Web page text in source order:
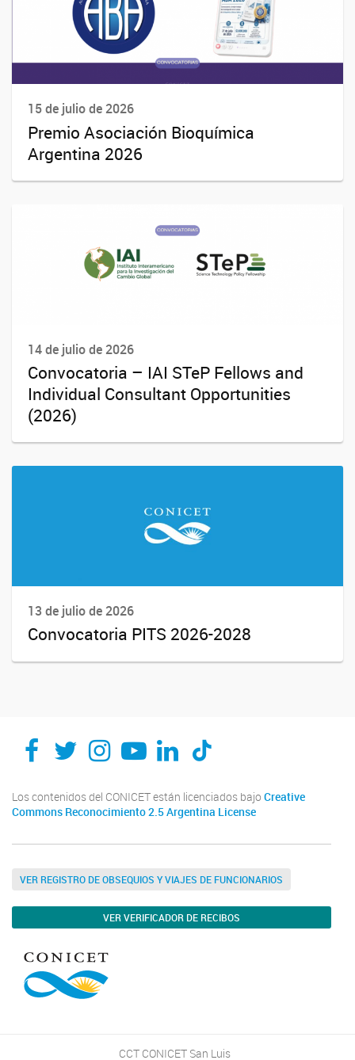
15 de julio de 2026
Premio Asociación Bioquímica
Argentina 2026
14 de julio de 2026
Convocatoria – IAI STeP Fellows and
Individual Consultant Opportunities
(2026)
13 de julio de 2026
Convocatoria PITS 2026-2028
Los contenidos del CONICET están licenciados bajo Creative
Commons Reconocimiento 2.5 Argentina License
VER REGISTRO DE OBSEQUIOS Y VIAJES DE FUNCIONARIOS
VER VERIFICADOR DE RECIBOS
CCT CONICET San Luis